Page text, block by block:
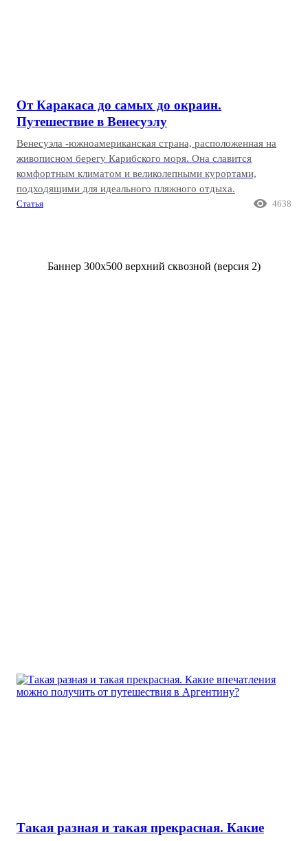
От Каракаса до самых до окраин.
Путешествие в Венесуэлу
Венесуэла -южноамериканская страна, расположенная на
живописном берегу Карибского моря. Она славится
комфортным климатом и великолепными курортами,
подходящими для идеального пляжного отдыха.
Статья  4638
Баннер 300x500 верхний сквозной (версия 2)
Такая разная и такая прекрасная. Какие